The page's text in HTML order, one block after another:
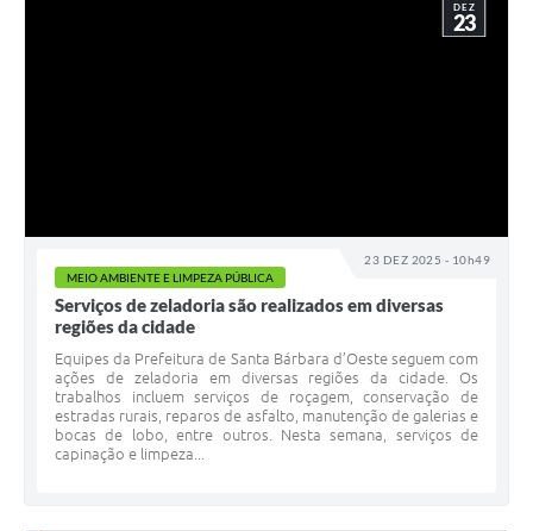
23 DEZ 2025 - 10h49
DEZ
23
MEIO AMBIENTE E LIMPEZA PÚBLICA
Serviços de zeladoria são realizados em diversas
regiões da cidade
Equipes da Prefeitura de Santa Bárbara d’Oeste seguem com
ações de zeladoria em diversas regiões da cidade. Os
trabalhos incluem serviços de roçagem, conservação de
estradas rurais, reparos de asfalto, manutenção de galerias e
bocas de lobo, entre outros. Nesta semana, serviços de
capinação e limpeza...